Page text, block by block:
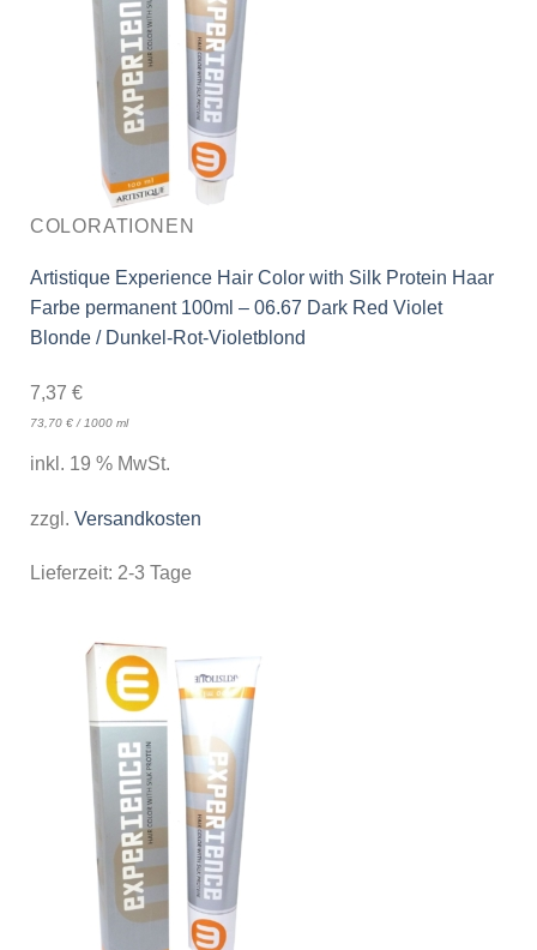
COLORATIONEN
Artistique Experience Hair Color with Silk Protein Haar
Farbe permanent 100ml – 06.67 Dark Red Violet
Blonde / Dunkel-Rot-Violetblond
7,37 €
73,70 €/ 1000 ml
inkl. 19 % MwSt.
zzgl. Versandkosten
Lieferzeit: 2-3 Tage